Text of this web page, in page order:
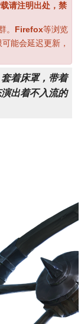
请注明出处，禁
。 Firefox等浏览
能会延迟更新，
着床罩，带着
出着不入流的